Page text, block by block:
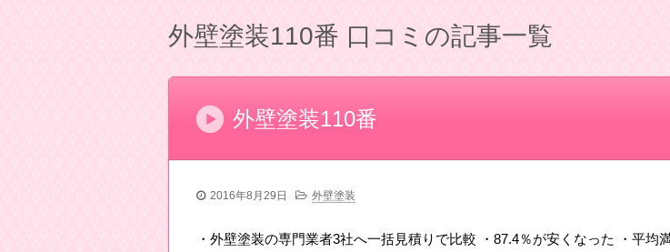
ツ
へ
動
外壁塗装110番 口コミの記事一覧
外壁塗装110番
2016年8月29日 外壁塗装
・外壁塗装の専門業者3社へ一括見積りで比較 ・87.4％が安くなった ・平均